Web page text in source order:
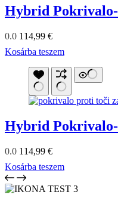
Hybrid
0.0 114,99 €
Kosárba teszem
Hybrid Pokrivalo-
0.0 114,99 €
Kosárba teszem